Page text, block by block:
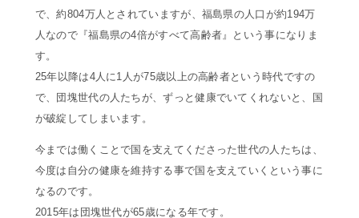
で、約804万人とされていますが、福島県の人口が約194万
人なので『福島県の4倍がすべて高齢者』という事になりま
す。
25年以降は4人に1人が75歳以上の高齢者という時代ですの
で、団塊世代の人たちが、ずっと健康でいてくれないと、国
が破綻してしまいます。
今までは働くことで国を支えてくださった世代の人たちは、
今度は自分の健康を維持する事で国を支えていくという事に
なるのです。
2015年は団塊世代が65歳になる年です。